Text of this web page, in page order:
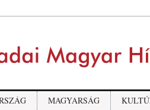
MAGYARSÁG